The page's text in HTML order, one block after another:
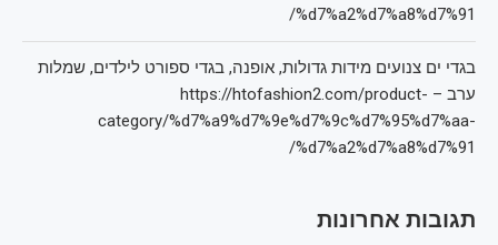
%d7%a2%d7%a8%d7%91/
בגדי ים צנועים מידות גדולות, אופנה, בגדי ספורט לילדים, שמלות
ערב – https://htofashion2.com/product-
category/%d7%a9%d7%9e%d7%9c%d7%95%d7%aa-
%d7%a2%d7%a8%d7%91/
תגובות אחרונות